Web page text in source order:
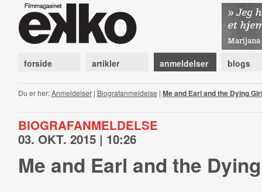
forside artikler anmeldelser blogs
Du er her:Anmeldelser| Biografanmeldelse | Me and Earl and the Dying Girl
BIOGRAFANMELDELSE
03. OKT. 2015 | 10:26
Me and Earl and the